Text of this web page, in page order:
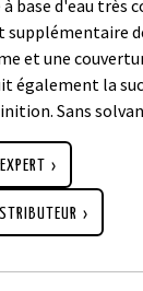
base d'eau très
supplémentaire
et une
également la
Sans